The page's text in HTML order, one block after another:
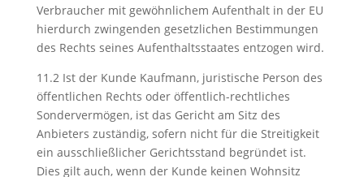
Verbraucher mit gewöhnlichem Aufenthalt in der EU
hierdurch zwingenden gesetzlichen Bestimmungen
des Rechts seines Aufenthaltsstaates entzogen wird.
11.2 Ist der Kunde Kaufmann, juristische Person des
öffentlichen Rechts oder öffentlich-rechtliches
Sondervermögen, ist das Gericht am Sitz des
Anbieters zuständig, sofern nicht für die Streitigkeit
ein ausschließlicher Gerichtsstand begründet ist.
Dies gilt auch, wenn der Kunde keinen Wohnsitz